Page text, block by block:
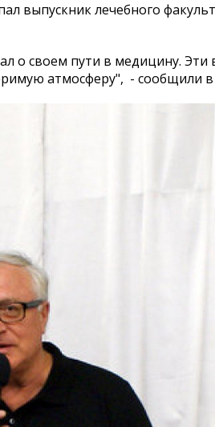
выпускник лечебного
о своем пути в медицину.
атмосферу", - сообщили в